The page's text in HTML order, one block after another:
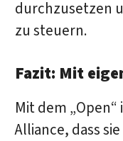
durchzusetzen
zu steuern.
Fazit: Mit
Mit dem
Alliance, dass